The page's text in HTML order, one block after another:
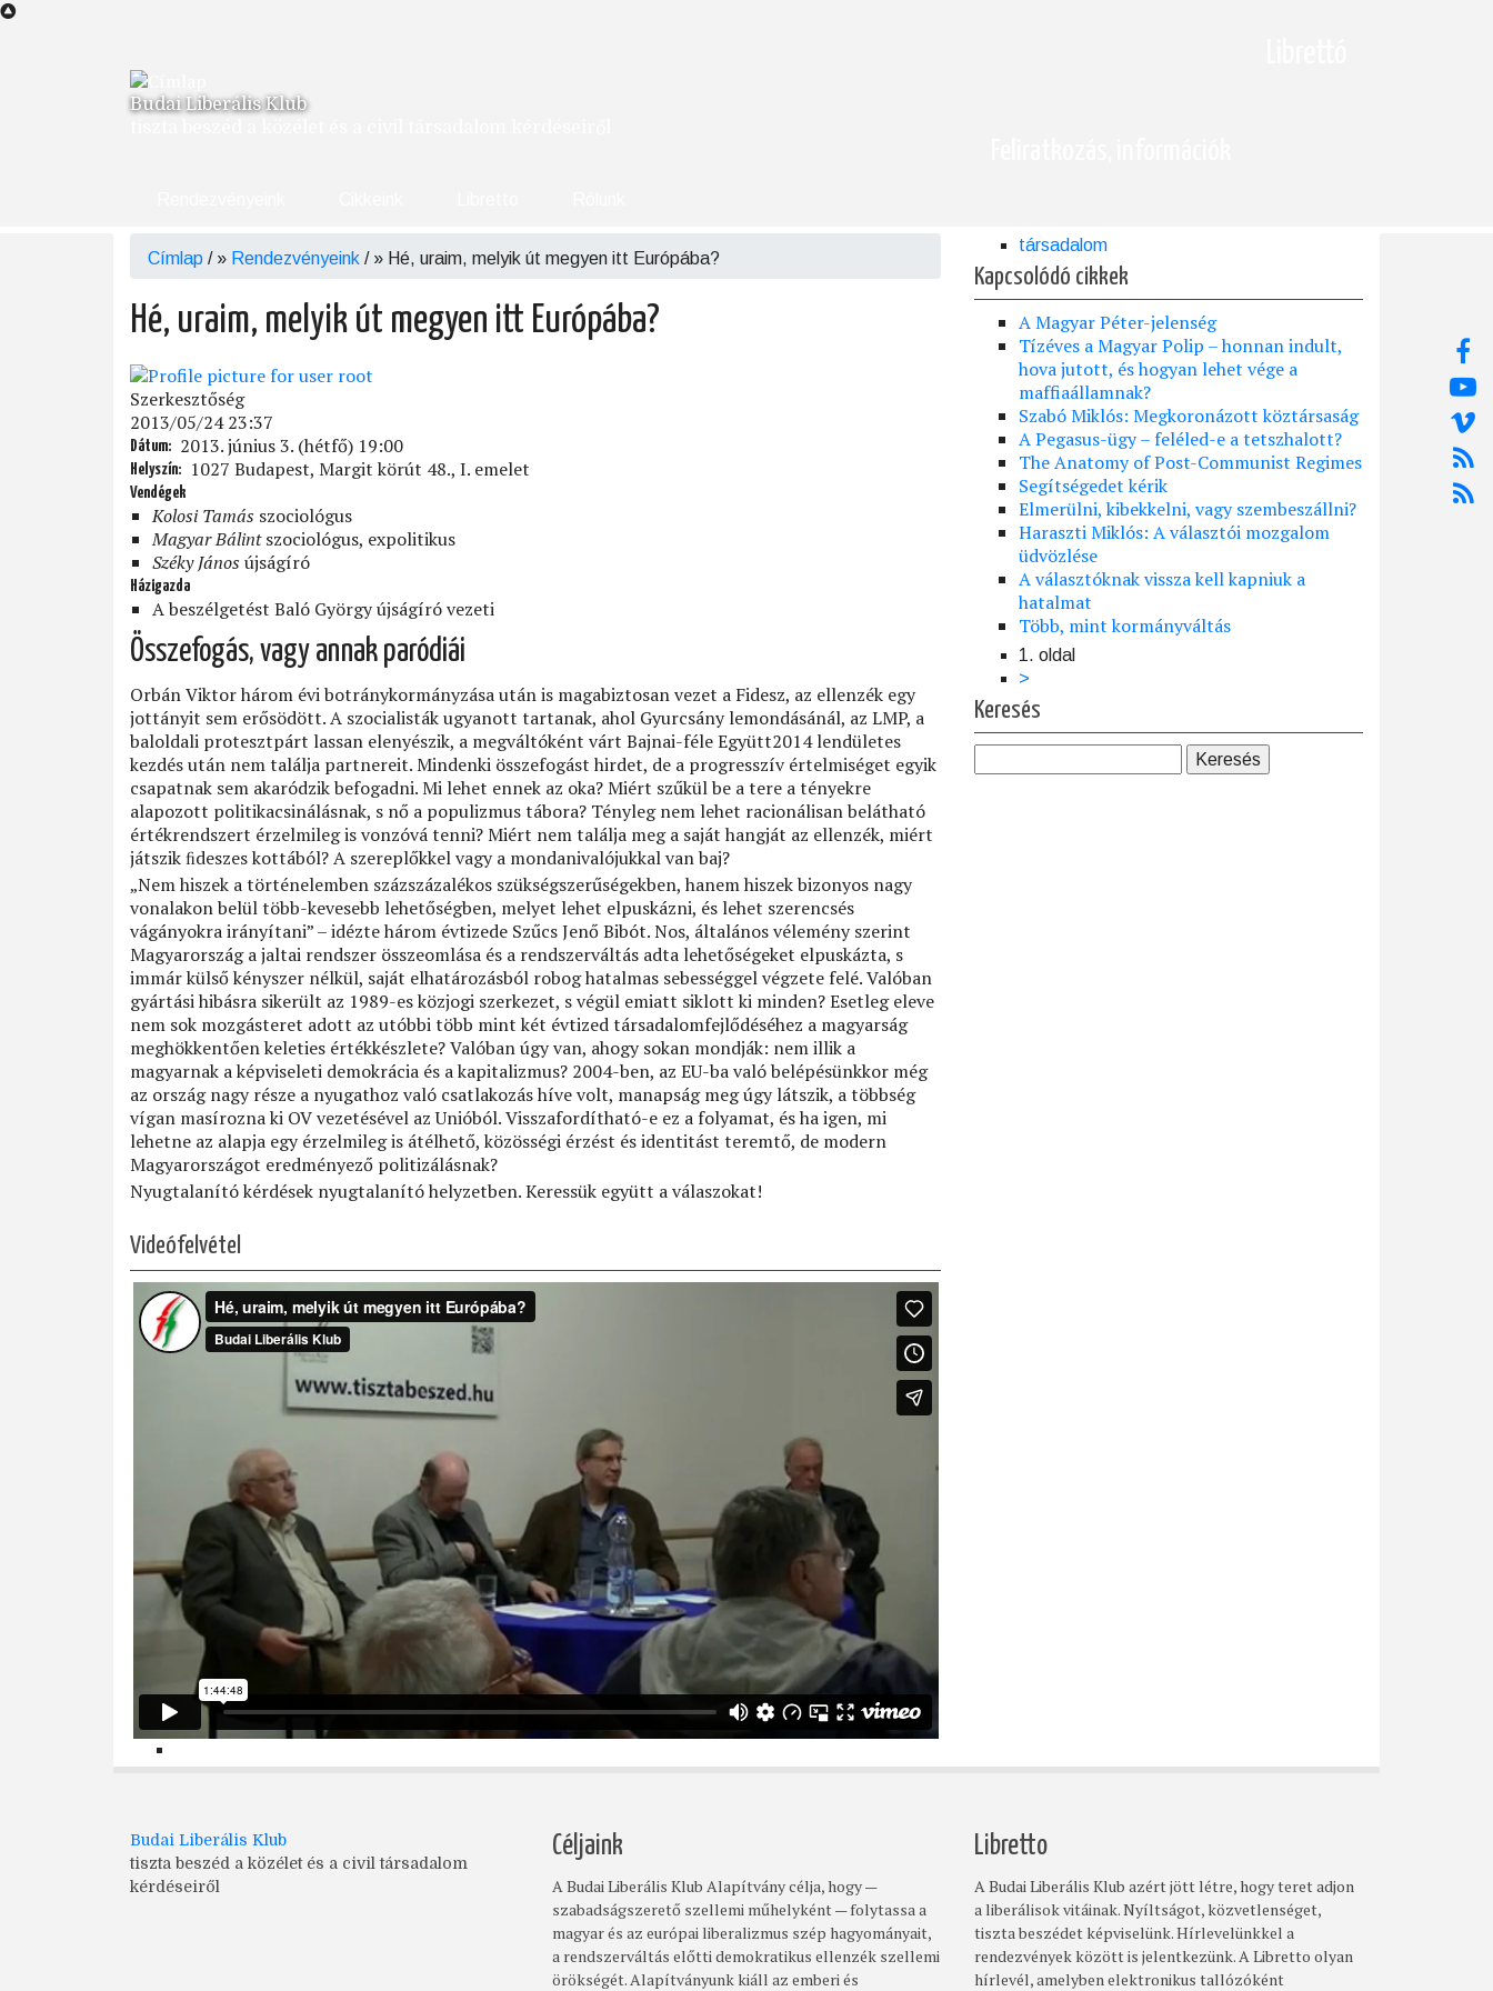
Ugrás
Budai Liberális Klub
Morzsa
Címlap / Rendezvényeink / Hé, uraim, melyik út megyen itt Európába?
Hé, uraim, melyik út megyen itt Európába?
Szerkesztőség
2013/05/24 23:37
Dátum 2013. június 3. (hétfő) 19:00
Helyszín 1027 Budapest, Margit körút 48., I. emelet
Vendégek
Kolosi Tamás szociológus
Magyar Bálintszociológus, expolitikus
Széky János újságíró
Házigazda
A beszélgetést Baló György újságíró vezeti
Összefogás, vagy annak paródiái
Orbán Viktor három évi botránykormányzása után is magabiztosan vezet a Fidesz, az ellenzék egy
jottányit sem erősödött. A szocialisták ugyanott tartanak, ahol Gyurcsány lemondásánál, az LMP, a
baloldali protesztpárt lassan elenyészik, a megváltóként várt Bajnai-féle Együtt2014 lendületes
kezdés után nem találja partnereit. Mindenki összefogást hirdet, de a progresszív értelmiséget egyik
csapatnak sem akaródzik befogadni. Mi lehet ennek az oka? Miért szűkül be a tere a tényekre
alapozott politikacsinálásnak, s nő a populizmus tábora? Tényleg nem lehet racionálisan belátható
értékrendszert érzelmileg is vonzóvá tenni? Miért nem találja meg a saját hangját az ellenzék, miért
játszik ﬁdeszes kottából? A szereplőkkel vagy a mondanivalójukkal van baj?
„Nem hiszek a történelemben százszázalékos szükségszerűségekben, hanem hiszek bizonyos nagy
vonalakon belül több-kevesebb lehetőségben, melyet lehet elpuskázni, és lehet szerencsés
vágányokra irányítani” – idézte három évtizede Szűcs Jenő Bibót. Nos, általános vélemény szerint
Magyarország a jaltai rendszer összeomlása és a rendszerváltás adta lehetőségeket elpuskázta, s
immár külső kényszer nélkül, saját elhatározásból robog hatalmas sebességgel végzete felé. Valóban
gyártási hibásra sikerült az 1989-es közjogi szerkezet, s végül emiatt siklott ki minden? Esetleg eleve
nem sok mozgásteret adott az utóbbi több mint két évtized társadalomfejlődéséhez a magyarság
meghökkentően keleties értékkészlete? Valóban úgy van, ahogy sokan mondják: nem illik a
magyarnak a képviseleti demokrácia és a kapitalizmus? 2004-ben, az EU-ba való belépésünkkor még
az ország nagy része a nyugathoz való csatlakozás híve volt, manapság meg úgy látszik, a többség
vígan masírozna ki OV vezetésével az Unióból. Visszafordítható-e ez a folyamat, és ha igen, mi
lehetne az alapja egy érzelmileg is átélhető, közösségi érzést és identitást teremtő, de modern
Magyarországot eredményező politizálásnak?
Nyugtalanító kérdések nyugtalanító helyzetben. Keressük együtt a válaszokat!
Videófelvétel
társadalom
Kapcsolódó cikkek
A Magyar Péter-jelenség
Tízéves a Magyar Polip – honnan indult,
hova jutott, és hogyan lehet vége a
maffiaállamnak?
Szabó Miklós: Megkoronázott köztársaság
A Pegasus-ügy – feléled-e a tetszhalott?
The Anatomy of Post-Communist Regimes
Segítségedet kérik
Elmerülni, kibekkelni, vagy szembeszállni?
Haraszti Miklós: A választói mozgalom
üdvözlése
A választóknak vissza kell kapniuk a
hatalmat
Több, mint kormányváltás
Oldalszámozás
1. oldal
Következő
oldal
>
Keresés
Budai Liberális Klub
tiszta beszéd a közélet és a civil társadalom
kérdéseiről
Céljaink
A Budai Liberális Klub Alapítvány célja, hogy —
szabadságszerető szellemi műhelyként — folytassa a
magyar és az európai liberalizmus szép hagyományait,
a rendszerváltás előtti demokratikus ellenzék szellemi
örökségét. Alapítványunk kiáll az emberi és
Libretto
A Budai Liberális Klub azért jött létre, hogy teret adjon
a liberálisok vitáinak. Nyíltságot, közvetlenséget,
tiszta beszédet képviselünk. Hírlevelünkkel a
rendezvények között is jelentkezünk. A Libretto olyan
hírlevél, amelyben elektronikus tallózóként